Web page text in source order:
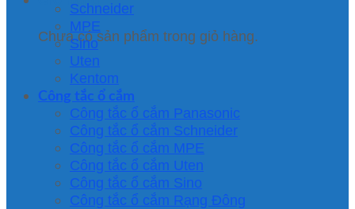
Chưa có sản phẩm trong giỏ hàng.
Schneider
MPE
Sino
Uten
Kentom
Công tắc ổ cắm
Công tắc ổ cắm Panasonic
Công tắc ổ cắm Schneider
Công tắc ổ cắm MPE
Công tắc ổ cắm Uten
Công tắc ổ cắm Sino
Công tắc ổ cắm Rạng Đông